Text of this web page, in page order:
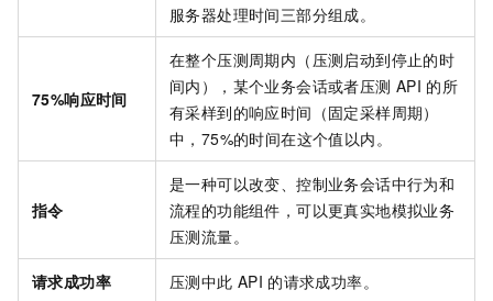
服务器处理时间三部分组成。
75%响应时间
在整个压测周期内（压测启动到停止的时
间内），某个业务会话或者压测 API 的所
有采样到的响应时间（固定采样周期）
中，75%的时间在这个值以内。
指令
是一种可以改变、控制业务会话中行为和
流程的功能组件，可以更真实地模拟业务
压测流量。
请求成功率 压测中此 API 的请求成功率。